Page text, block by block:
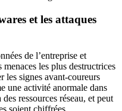
et les attaques
de l’entreprise et
les plus destructrices
les signes avant-coureurs
une activité anormale dans
ressources réseau, et peut
soient chiffrées.